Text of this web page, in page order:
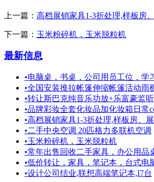
上一篇： 高档展销家具1-3折处理,样板房
下一篇： 玉米粉碎机，玉米脱粒机
最新信息
•电脑桌，书桌，公司用员工位，学
•全国安装推拉帐篷伸缩帐篷活动雨
•转让斯巴克纯音乐功放+乐富豪监听
•品牌彩妆全套化妆品加化妆箱日常
•高档展销家具1-3折处理,样板房、展
•二手中央空调 20匹格力多联机空调
•玉米粉碎机，玉米脱粒机
•常年出售回收二手家具，办公用品
•低价转让，家具，笔记本，台式电
•设计公司结业,联想高端笔记本,I7台